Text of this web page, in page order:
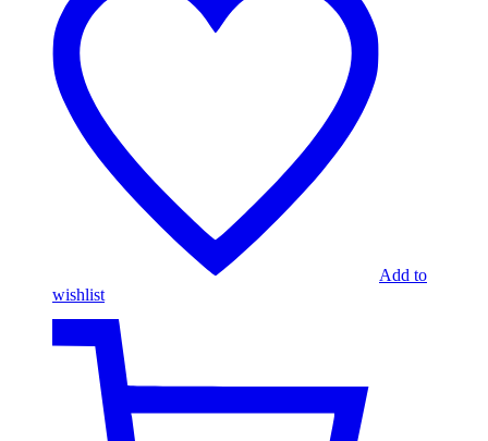
Add to
wishlist